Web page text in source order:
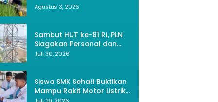
Lipat UV - Anti Hujan dan
Bekasi, Petani Kini Bisa
Agustus 3, 2026
Sambut HUT ke-81 RI, PLN
Siagakan Personal dan
Optimalkan Keandalan
Juli 30, 2026
Siswa SMK Sehati Buktikan
Mampu Rakit Motor Listrik,